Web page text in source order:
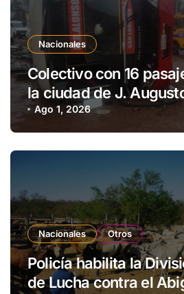
Nacionales
Colectivo con 16
la ciudad de J.
Ago 1, 2026
Nacionales Otros
Policía habilita la
de Lucha contra el